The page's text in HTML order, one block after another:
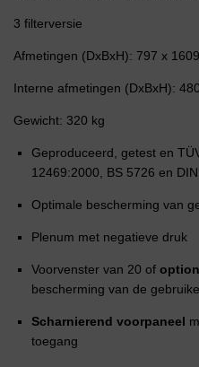
3 filterversie
Afmetingen (DxBxH): 797 x
Interne afmetingen (DxBxH):
Gewicht: 320 kg
Geproduceerd, getest en
12469:2000, BS 5726 en
Optimale bescherming van
Plenum met negatieve druk
Voorvenster van 20 of
bescherming van de
Scharnierend voorpaneel
toegang